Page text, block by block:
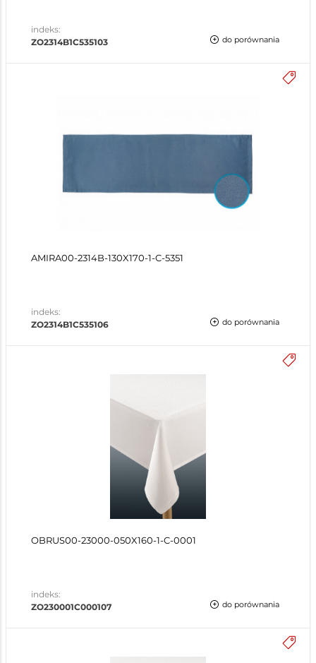
indeks:
ZO2314B1C535103
do porównania
AMIRA00-2314B-130X170-1-C-5351
indeks:
ZO2314B1C535106
do porównania
OBRUS00-23000-050X160-1-C-0001
indeks:
ZO230001C000107
do porównania